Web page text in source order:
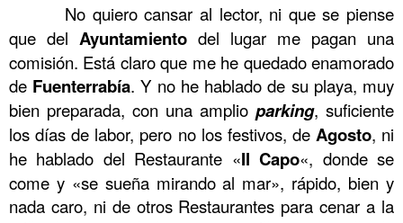
No quiero cansar al lector, ni que se piense
que del Ayuntamiento del lugar me pagan una
comisión. Está claro que me he quedado enamorado
de Fuenterrabía. Y no he hablado de su playa, muy
bien preparada, con una amplio parking, suficiente
los días de labor, pero no los festivos, de Agosto, ni
he hablado del Restaurante «Il Capo«, donde se
come y «se sueña mirando al mar», rápido, bien y
nada caro, ni de otros Restaurantes para cenar a la